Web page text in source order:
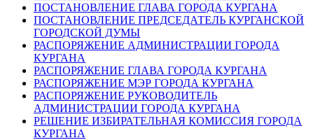
ПОСТАНОВЛЕНИЕ ГЛАВА ГОРОДА КУРГАНА
ПОСТАНОВЛЕНИЕ ПРЕДСЕДАТЕЛЬ КУРГАНСКОЙ
ГОРОДСКОЙ ДУМЫ
РАСПОРЯЖЕНИЕ АДМИНИСТРАЦИИ ГОРОДА
КУРГАНА
РАСПОРЯЖЕНИЕ ГЛАВА ГОРОДА КУРГАНА
РАСПОРЯЖЕНИЕ МЭР ГОРОДА КУРГАНА
РАСПОРЯЖЕНИЕ РУКОВОДИТЕЛЬ
АДМИНИСТРАЦИИ ГОРОДА КУРГАНА
РЕШЕНИЕ ИЗБИРАТЕЛЬНАЯ КОМИССИЯ ГОРОДА
КУРГАНА